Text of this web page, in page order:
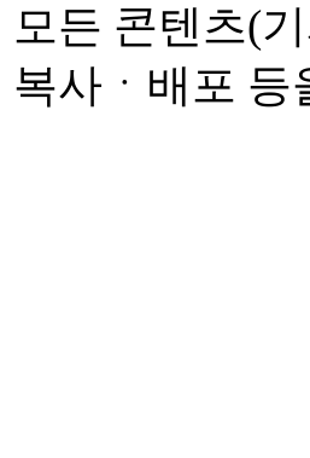
든 콘텐츠(
복사ㆍ배포 등